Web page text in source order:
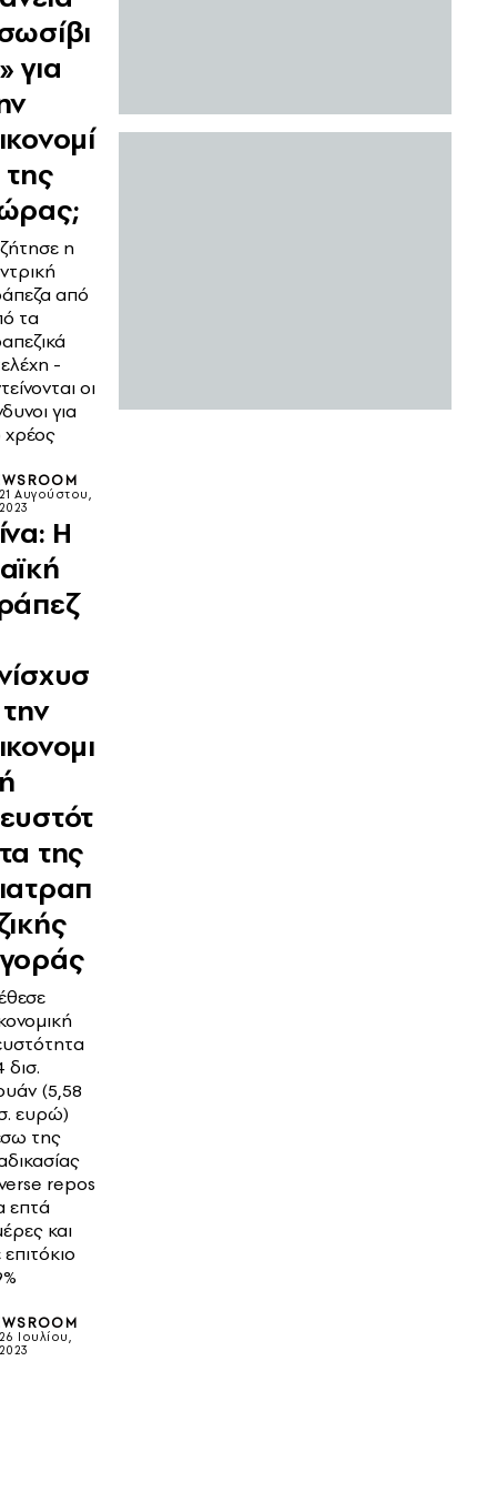
για
ζήτησε η
από
τα
-
οι
για
χρέος
21 Αυγούστου,
2023
Η
της
δισ.
(5,58
ευρώ)
της
repos
επτά
και
26 Ιουλίου,
2023